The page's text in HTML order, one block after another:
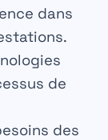
dans
de
des